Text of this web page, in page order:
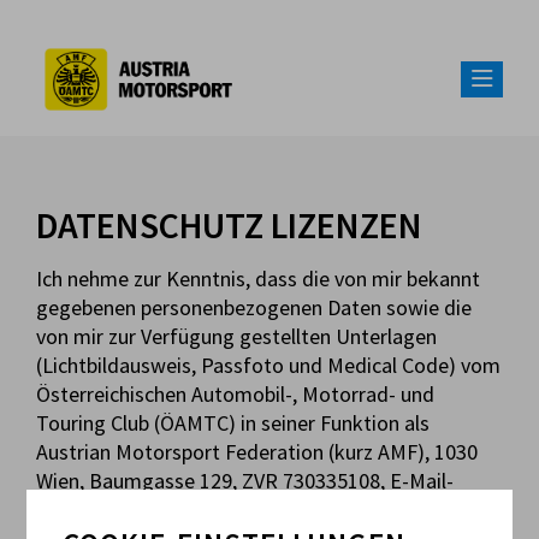
DATENSCHUTZ LIZENZEN
Ich nehme zur Kenntnis, dass die von mir bekannt
gegebenen personenbezogenen Daten sowie die
von mir zur Verfügung gestellten Unterlagen
(Lichtbildausweis, Passfoto und Medical Code) vom
Österreichischen Automobil-, Motorrad- und
Touring Club (ÖAMTC) in seiner Funktion als
Austrian Motorsport Federation (kurz AMF), 1030
Wien, Baumgasse 129, ZVR 730335108, E-Mail-